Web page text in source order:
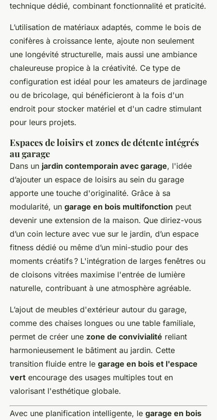
technique dédié, combinant fonctionnalité et praticité.
L’utilisation de matériaux adaptés, comme le bois de
conifères à croissance lente, ajoute non seulement
une longévité structurelle, mais aussi une ambiance
chaleureuse propice à la créativité. Ce type de
configuration est idéal pour les amateurs de jardinage
ou de bricolage, qui bénéficieront à la fois d'un
endroit pour stocker matériel et d'un cadre stimulant
pour leurs projets.
Espaces de loisirs et zones de détente intégrés
au garage
Dans un jardin contemporain avec garage, l'idée
d’ajouter un espace de loisirs au sein du garage
apporte une touche d'originalité. Grâce à sa
modularité, un garage en bois multifonction peut
devenir une extension de la maison. Que diriez-vous
d’un coin lecture avec vue sur le jardin, d’un espace
fitness dédié ou même d’un mini-studio pour des
moments créatifs ? L'intégration de larges fenêtres ou
de cloisons vitrées maximise l'entrée de lumière
naturelle, contribuant à une atmosphère agréable.
L’ajout de meubles d'extérieur autour du garage,
comme des chaises longues ou une table familiale,
permet de créer une zone de convivialité reliant
harmonieusement le bâtiment au jardin. Cette
transition fluide entre le garage en bois et l'espace
vert encourage des usages multiples tout en
valorisant l'esthétique globale.
Avec une planification intelligente, le garage en bois